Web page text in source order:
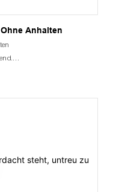
Anhalten